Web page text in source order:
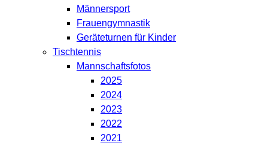
Männersport
Frauengymnastik
Geräteturnen für Kinder
Tischtennis
Mannschaftsfotos
2025
2024
2023
2022
2021